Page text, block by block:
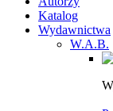
Katalog
Wydawnictwa
W.A.B.